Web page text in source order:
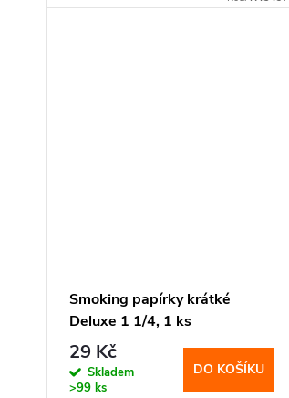
Smoking papírky krátké
Deluxe 1 1/4, 1 ks
29 Kč
Skladem
>99 ks
DO KOŠÍKU